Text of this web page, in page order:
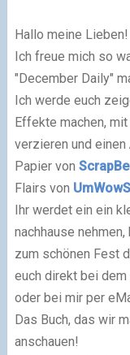
Hallo meine Lieben!
Ich freue mich so
"December Daily"
Ich werde euch
Effekte machen, mit
verzieren und einen
Papier von
Flairs von
Ihr werdet ein ein
nachhause
zum schönen Fest
euch direkt bei dem
oder bei mir per
Das Buch, das wir
anschauen!